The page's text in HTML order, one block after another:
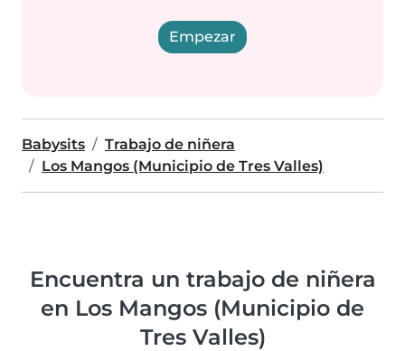
Empezar
Babysits
Trabajo de niñera
Los Mangos (Municipio de Tres Valles)
Encuentra un trabajo de niñera
en Los Mangos (Municipio de
Tres Valles)